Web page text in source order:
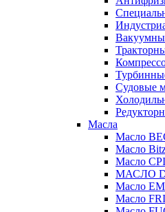
Судовые
Масла
Масло
Масло
Масло
МАСЛО
Масло
Масло